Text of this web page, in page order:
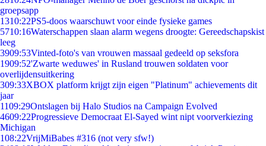
groepsapp
1310:22PS5-doos waarschuwt voor einde fysieke games
5710:16Waterschappen slaan alarm wegens droogte: Gereedschapskist
leeg
3909:53Vinted-foto's van vrouwen massaal gedeeld op seksfora
1909:52'Zwarte weduwes' in Rusland trouwen soldaten voor
overlijdensuitkering
309:33XBOX platform krijgt zijn eigen "Platinum" achievements dit
jaar
1109:29Ontslagen bij Halo Studios na Campaign Evolved
4609:22Progressieve Democraat El-Sayed wint nipt voorverkiezing
Michigan
108:22VrijMiBabes #316 (not very sfw!)